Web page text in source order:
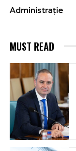
Administrație
MUST READ